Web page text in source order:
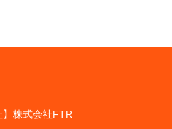
】株式会社FTR